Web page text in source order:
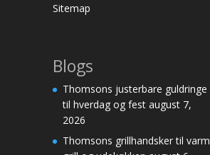
Sitemap
Blogs
Thomsons justerbare guldringe
til hverdag og fest august 7,
2026
Thomsons grillhandsker til varm